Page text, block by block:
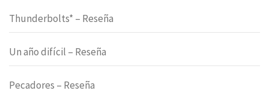
Thunderbolts* – Reseña
Un año difícil – Reseña
Pecadores – Reseña